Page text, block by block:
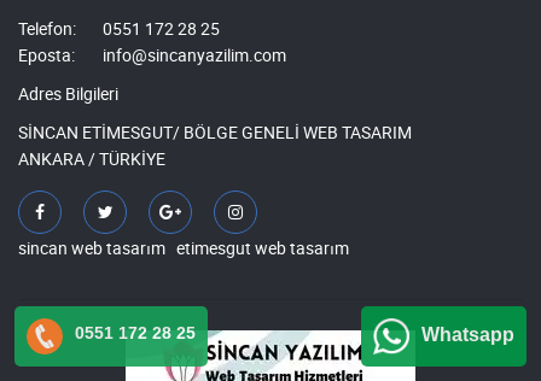
Telefon:
0551 172 28 25
Eposta:
info@sincanyazilim.com
Adres Bilgileri
SİNCAN ETİMESGUT/ BÖLGE GENELİ WEB TASARIM
ANKARA / TÜRKİYE
sincan web tasarım etimesgut web tasarım
0551 172 28 25 Whatsapp